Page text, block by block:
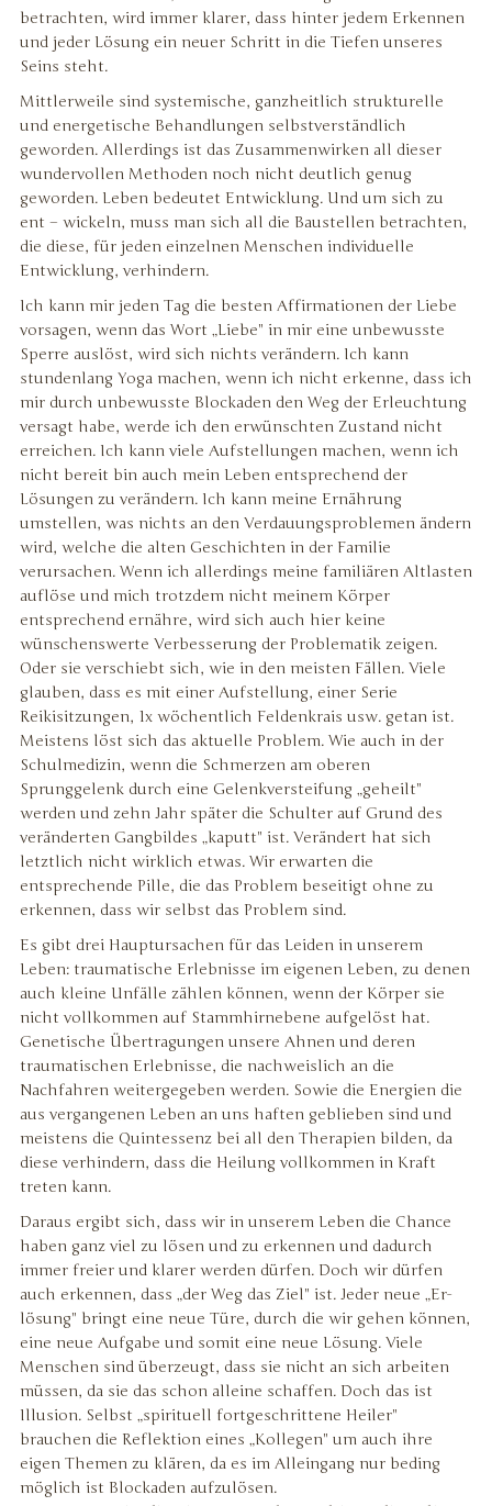
betrachten, wird immer klarer, dass hinter jedem Erkennen
und jeder Lösung ein neuer Schritt in die Tiefen unseres
Seins steht.
Mittlerweile sind systemische, ganzheitlich strukturelle
und energetische Behandlungen selbstverständlich
geworden. Allerdings ist das Zusammenwirken all dieser
wundervollen Methoden noch nicht deutlich genug
geworden. Leben bedeutet Entwicklung. Und um sich zu
ent – wickeln, muss man sich all die Baustellen betrachten,
die diese, für jeden einzelnen Menschen individuelle
Entwicklung, verhindern.
Ich kann mir jeden Tag die besten Affirmationen der Liebe
vorsagen, wenn das Wort „Liebe" in mir eine unbewusste
Sperre auslöst, wird sich nichts verändern. Ich kann
stundenlang Yoga machen, wenn ich nicht erkenne, dass ich
mir durch unbewusste Blockaden den Weg der Erleuchtung
versagt habe, werde ich den erwünschten Zustand nicht
erreichen. Ich kann viele Aufstellungen machen, wenn ich
nicht bereit bin auch mein Leben entsprechend der
Lösungen zu verändern. Ich kann meine Ernährung
umstellen, was nichts an den Verdauungsproblemen ändern
wird, welche die alten Geschichten in der Familie
verursachen. Wenn ich allerdings meine familiären Altlasten
auflöse und mich trotzdem nicht meinem Körper
entsprechend ernähre, wird sich auch hier keine
wünschenswerte Verbesserung der Problematik zeigen.
Oder sie verschiebt sich, wie in den meisten Fällen. Viele
glauben, dass es mit einer Aufstellung, einer Serie
Reikisitzungen, 1x wöchentlich Feldenkrais usw. getan ist.
Meistens löst sich das aktuelle Problem. Wie auch in der
Schulmedizin, wenn die Schmerzen am oberen
Sprunggelenk durch eine Gelenkversteifung „geheilt"
werden und zehn Jahr später die Schulter auf Grund des
veränderten Gangbildes „kaputt" ist. Verändert hat sich
letztlich nicht wirklich etwas. Wir erwarten die
entsprechende Pille, die das Problem beseitigt ohne zu
erkennen, dass wir selbst das Problem sind.
Es gibt drei Hauptursachen für das Leiden in unserem
Leben: traumatische Erlebnisse im eigenen Leben, zu denen
auch kleine Unfälle zählen können, wenn der Körper sie
nicht vollkommen auf Stammhirnebene aufgelöst hat.
Genetische Übertragungen unsere Ahnen und deren
traumatischen Erlebnisse, die nachweislich an die
Nachfahren weitergegeben werden. Sowie die Energien die
aus vergangenen Leben an uns haften geblieben sind und
meistens die Quintessenz bei all den Therapien bilden, da
diese verhindern, dass die Heilung vollkommen in Kraft
treten kann.
Daraus ergibt sich, dass wir in unserem Leben die Chance
haben ganz viel zu lösen und zu erkennen und dadurch
immer freier und klarer werden dürfen. Doch wir dürfen
auch erkennen, dass „der Weg das Ziel" ist. Jeder neue „Er-
lösung" bringt eine neue Türe, durch die wir gehen können,
eine neue Aufgabe und somit eine neue Lösung. Viele
Menschen sind überzeugt, dass sie nicht an sich arbeiten
müssen, da sie das schon alleine schaffen. Doch das ist
Illusion. Selbst „spirituell fortgeschrittene Heiler"
brauchen die Reflektion eines „Kollegen" um auch ihre
eigen Themen zu klären, da es im Alleingang nur beding
möglich ist Blockaden aufzulösen.